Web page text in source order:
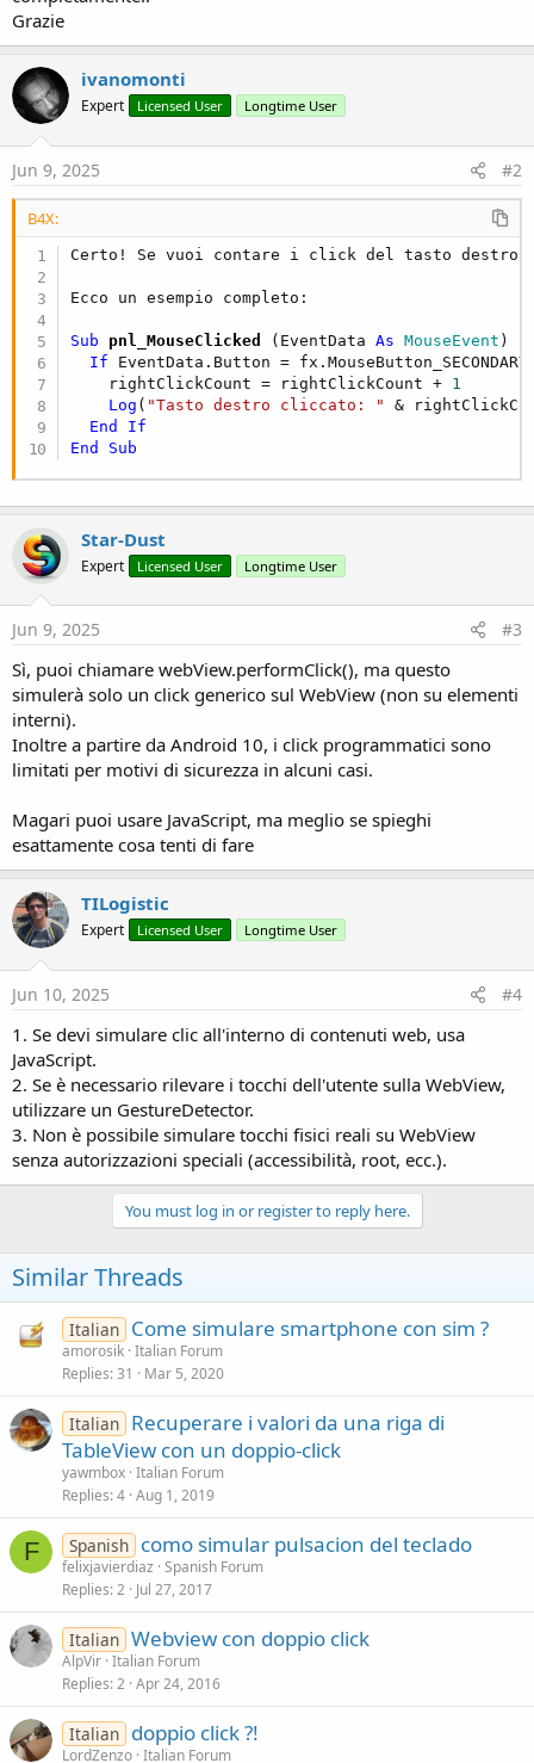
Grazie
ivanomonti
Expert Licensed User Longtime User
Jun 9, 2025 #2
B4X:
Certo! Se vuoi contare i click del tasto destro
Sub pnl_MouseClicked (EventData As MouseEvent )
If EventData.Button =
    rightClickCount = rightClickCount +
1
Log ( "Tasto destro cliccato: "
&
End
If
End
Sub
Star-Dust
Expert Licensed User Longtime User
Jun 9, 2025 #3
Sì, puoi chiamare webView.performClick(), ma questo
simulerà solo un click generico sul WebView (non su elementi
interni).
Inoltre a partire da Android 10, i click programmatici sono
limitati per motivi di sicurezza in alcuni casi.
Magari puoi usare JavaScript, ma meglio se spieghi
esattamente cosa tenti di fare
TILogistic
Expert Licensed User Longtime User
Jun 10, 2025 #4
1. Se devi simulare clic all'interno di contenuti web, usa
JavaScript.
2. Se è necessario rilevare i tocchi dell'utente sulla WebView,
utilizzare un GestureDetector.
3. Non è possibile simulare tocchi fisici reali su WebView
senza autorizzazioni speciali (accessibilità, root, ecc.).
You must log in or register to reply here.
Similar Threads
Italian Come simulare smartphone con sim ?
amorosik Italian Forum
Replies 31 Mar 5, 2020
Italian Recuperare i valori da una riga di
TableView con un doppio-click
yawmbox Italian Forum
Replies 4 Aug 1, 2019
F Spanish como simular pulsacion del teclado
felixjavierdiaz Spanish Forum
Replies 2 Jul 27, 2017
Italian Webview con doppio click
AlpVir Italian Forum
Replies 2 Apr 24, 2016
Italian doppio click ?!
LordZenzo Italian Forum